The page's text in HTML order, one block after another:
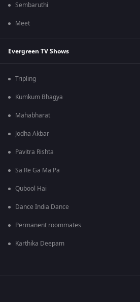
Sembaruthi
Meet
Evergreen TV Shows
Tripling
Kumkum Bhagya
Mahabharat
Jodha Akbar
Pavitra Rishta
Sa Re Ga Ma Pa
Qubool Hai
Dance India Dance
Permanent roommates
Karthika Deepam